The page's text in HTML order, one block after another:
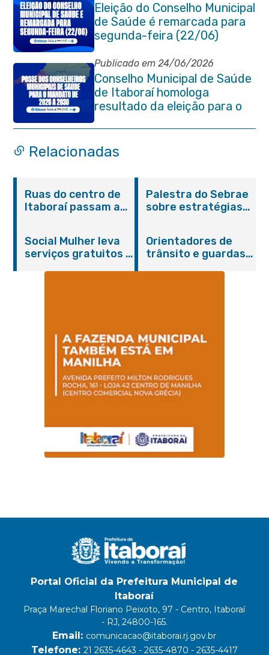
Eleição do Conselho Municipal
de Saúde é remarcada para
segunda-feira (22/06)
Publicado em 24/06/2026
Conselho Municipal de Saúde
de Itaboraí homologa
resultado da eleição para o
quadriênio 2026–2030
Relacionadas
Ruas do centro de
Itaboraí passam a
Palestra do Sebrae
sobre estratégias
Centro de Itaboraí
Social Mulher leva
serviços gratuitos à
Orientadores de
trânsito e guardas
Portal Oficial da Prefeitura Municipal de
Itaboraí
Praça Marechal Floriano Peixoto, 97 - Centro, Itaboraí
- RJ, 24800-165.
Email: comunicacao@itaborai.rj.gov.br
Telefone: 21 2635-4643 - 2635-4870 - 2635-4417